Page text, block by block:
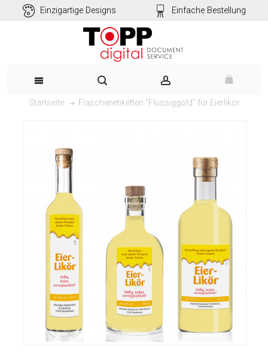
Einzigartige Designs Einfache Bestellung
Startseite Flaschenetiketten "Flüssiggold" für Eierlikör